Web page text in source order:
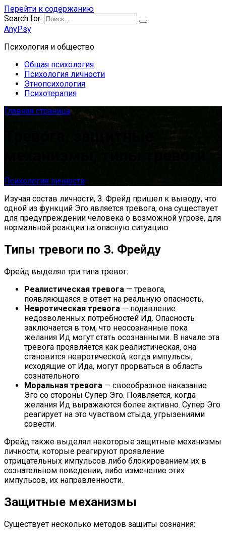
Перейти к содержанию
Search for:
AnyPsy
Психология и общество
Общая психология
Психология личности
Этнопсихология
Психотерапия
Главная страница
Тревога, защитные
механизмы, типы тревоги
Психология личности
Изучая состав личности, З. Фрейд пришел к выводу, что
одной из функций Эго является тревога, она существует
для предупреждении человека о возможной угрозе, для
нормальной реакции на опасную ситуацию.
Типы тревоги по З. Фрейду
Фрейд выделял три типа тревог:
Реалистическая тревога — тревога,
появляющаяся в ответ на реальную опасность.
Невротическая тревога — подавление
недозволенных потребностей Ид. Опасность
заключается в том, что неосознанные пока
желания Ид могут стать осознанными. В начале эта
тревога проявляется как реалистическая, она
становится невротической, когда импульсы,
исходящие от Ида, могут прорваться в область
сознательного.
Моральная тревога — своеобразное наказание
Эго со стороны Супер Эго. Появляется, когда
желания Ид выражаются более активно. Супер Эго
реагирует на это чувством стыда, угрызениями
совести.
Фрейд также выделял некоторые защитные механизмы
личности, которые реагируют проявление
отрицательных импульсов либо блокированием их в
сознательном поведении, либо изменение этих
импульсов, их направленности.
Защитные механизмы
Существует несколько методов защиты сознания: